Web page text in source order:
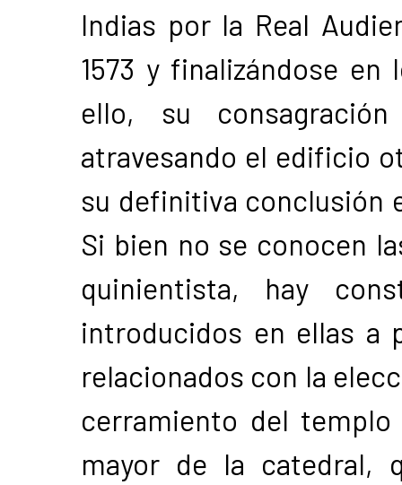
Indias por la Real
1573 y finalizándose en
ello, su
atravesando el edificio
su definitiva conclusión
Si bien no se conocen
quinientista, hay
introducidos en ellas a
relacionados con la
cerramiento del
mayor de la catedral,